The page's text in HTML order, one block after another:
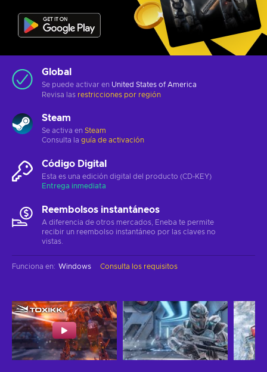
Global
Se puede activar en United States of America
Revisa las restricciones por región
Steam
Se activa en Steam
Consulta la guía de activación
Código Digital
Esta es una edición digital del producto (CD-KEY)
Entrega inmediata
Reembolsos instantáneos
A diferencia de otros mercados, Eneba te permite
recibir un reembolso instantáneo por las claves no
vistas.
Funciona en: Windows Consulta los requisitos